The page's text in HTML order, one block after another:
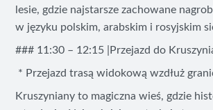
lesie, gdzie najstarsze zachowane
w języku polskim, arabskim i rosyjskim
### 11:30 – 12:15 |Przejazd do
* Przejazd trasą widokową wzdłuż
Kruszyniany to magiczna wieś, gdzie